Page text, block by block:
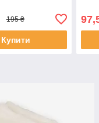
195 ₴
Купити